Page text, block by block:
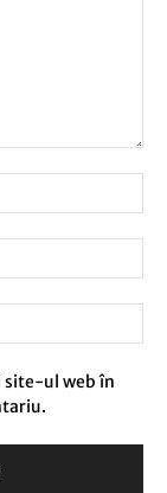
site-ul web în